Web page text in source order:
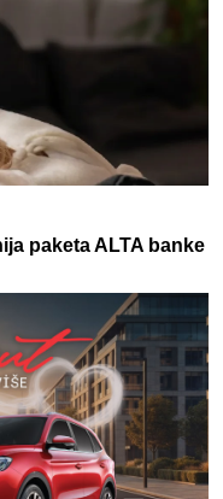
paketa ALTA banke